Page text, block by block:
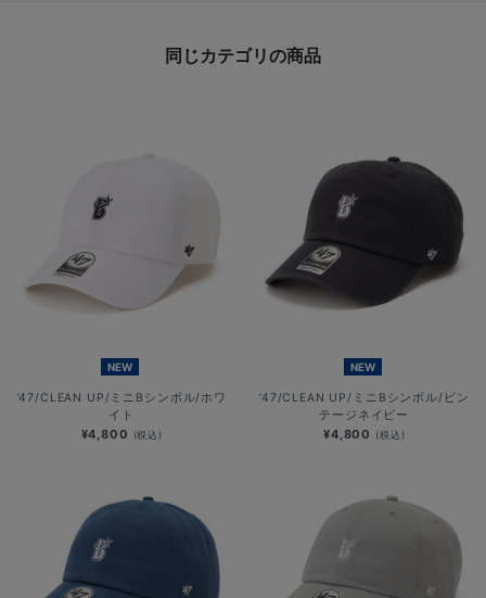
同じカテゴリの商品
NEW
’47/CLEAN UP/ミニBシンボル/ホワ
イト
¥4,800 (税込)
NEW
’47/CLEAN UP/ミニBシンボル/ビン
テージネイビー
¥4,800 (税込)